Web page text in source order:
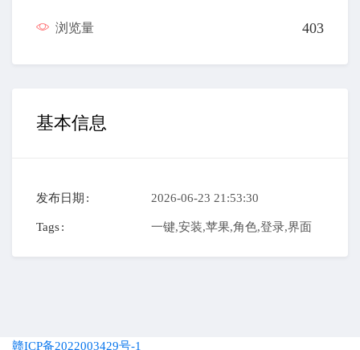
浏览量 403
基本信息
发布日期 2026-06-23 21:53:30
Tags 一键,安装,苹果,角色,登录,界面
赣ICP备2022003429号-1